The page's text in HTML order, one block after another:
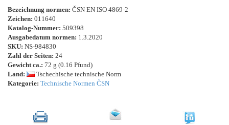
Bezeichnung normen: ČSN EN ISO 4869-2
Zeichen: 011640
Katalog-Nummer: 509398
Ausgabedatum normen: 1.3.2020
SKU: NS-984830
Zahl der Seiten: 24
Gewicht ca.: 72 g (0.16 Pfund)
Land:
Tschechische technische Norm
Kategorie: Technische Normen ČSN